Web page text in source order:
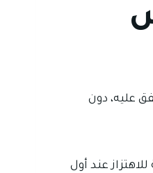
عليه، دون
عند أول